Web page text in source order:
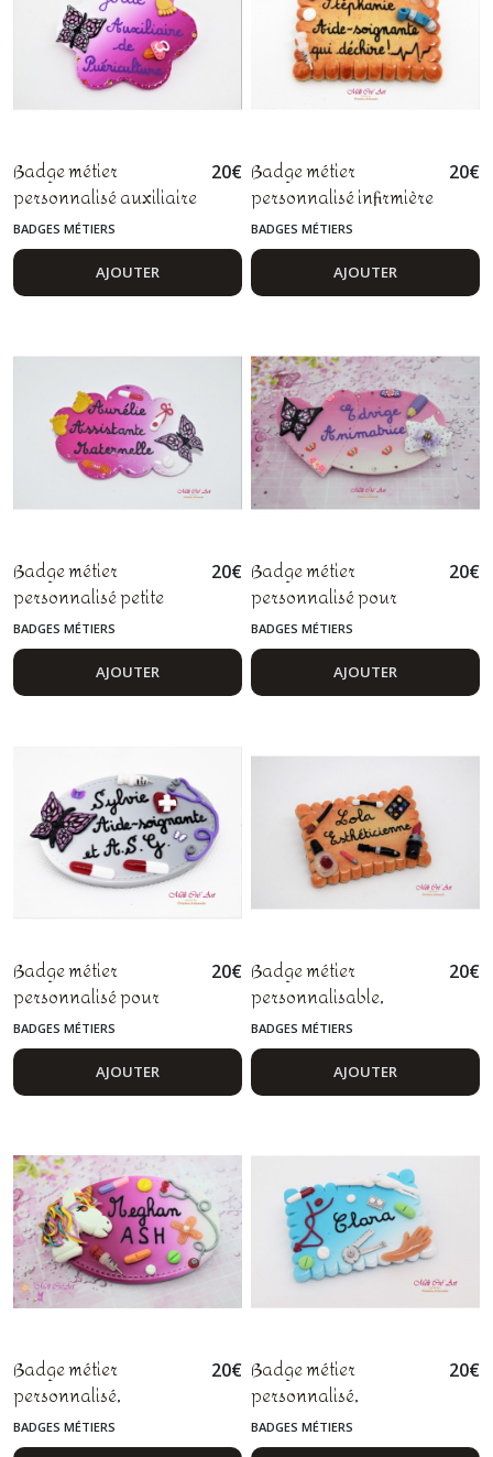
Badge métier
personnalisé auxiliaire
de puériculture petite
enfance sage femme
assistante maternelle
20€
BADGES MÉTIERS
AJOUTER
Badge métier
personnalisé infirmière
aide soignante qui
déchire pâte polymère
20€
BADGES MÉTIERS
AJOUTER
Badge métier
personnalisé petite
enfance sage femme
assistante maternelle
20€
BADGES MÉTIERS
AJOUTER
Badge métier
personnalisé pour
secrétaire médicale
assistante de direction
20€
BADGES MÉTIERS
AJOUTER
Badge métier
personnalisé pour
personnels soignants
avec stéthoscope
20€
BADGES MÉTIERS
AJOUTER
Badge métier
personnalisable,
esthéticienne,
maquilleuse,
conseillère beauté, fimo
20€
BADGES MÉTIERS
AJOUTER
Badge métier
personnalisé,
puéricultrice, infirmière
en pédiatrie, auxiliaire
20€
BADGES MÉTIERS
Badge métier
personnalisé,
ostéopathe, kiné,
kinésithérapeute, fimo
20€
BADGES MÉTIERS